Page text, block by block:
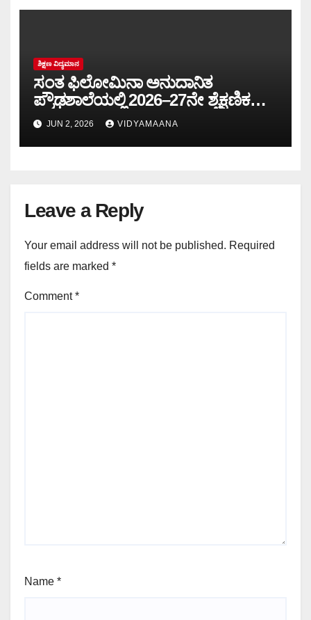
ಶಿಕ್ಷಣ ವಿದ್ಯಮಾನ
ಸಂತ ಫಿಲೋಮಿನಾ ಅನುದಾನಿತ
ಪ್ರೌಢಶಾಲೆಯಲ್ಲಿ 2026–27ನೇ ಶೈಕ್ಷಣಿಕ
ವರ್ಷದ ಶಾಲಾ ಪ್ರಾರಂಭೋತ್ಸವ:
ಪ್ರತಿಭಾನ್ವಿತ ವಿದ್ಯಾರ್ಥಿಗಳಿಗೆ ಸನ್ಮಾನ
JUN 2, 2026 VIDYAMAANA
Leave a Reply
Your email address will not be published. Required
fields are marked *
Comment*
Name *